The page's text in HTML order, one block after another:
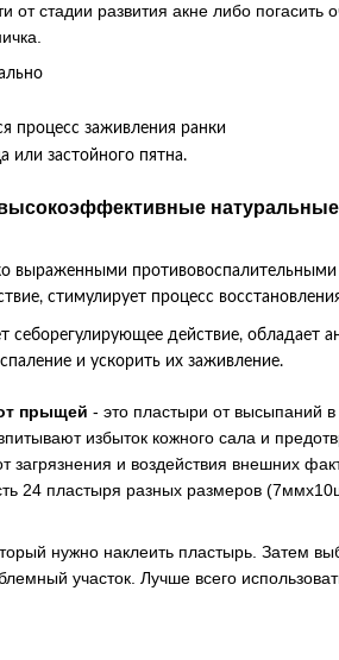
от стадии развития акне либо погасить
процесс заживления ранки
или застойного пятна.
высокоэффективные
выраженными противовоспалительными
стимулирует процесс
себорегулирующее действие, обладает
и ускорить их заживление.
прыщей - это пластыри от высыпаний
избыток кожного сала и
и воздействия внешних
24 пластыря разных размеров
нужно наклеить пластырь. Затем
участок. Лучше всего